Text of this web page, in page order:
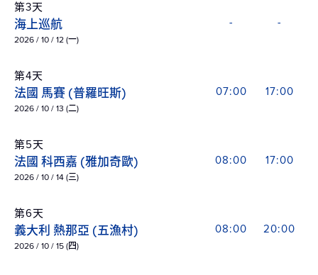
第3天
海上巡航
2026 / 10 / 12 (一)
- -
第4天
法國 馬賽 (普羅旺斯)
2026 / 10 / 13 (二)
07:00 17:00
第5天
法國 科西嘉 (雅加奇歐)
2026 / 10 / 14 (三)
08:00 17:00
第6天
義大利 熱那亞 (五漁村)
2026 / 10 / 15 (四)
08:00 20:00